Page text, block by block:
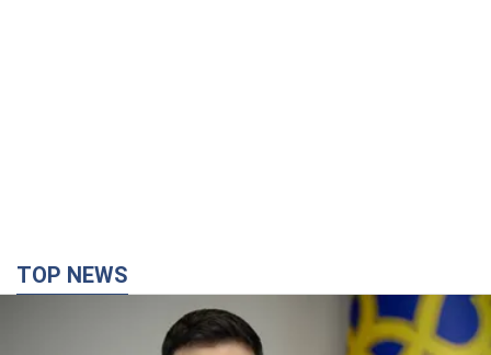
TOP NEWS